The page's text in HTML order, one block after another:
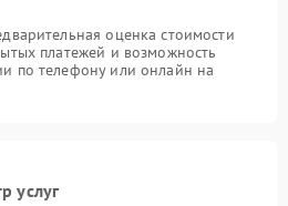
оценка стоимости
платежей и возможность
по телефону или онлайн на
услуг